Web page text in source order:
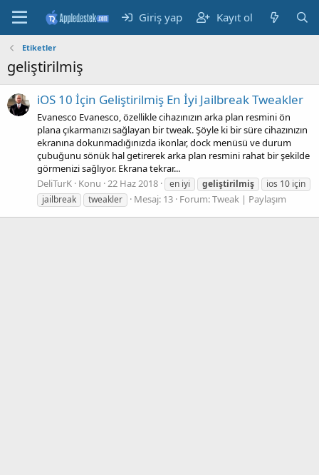
Giriş yap Kayıt ol
Etiketler
geliştirilmiş
iOS 10 İçin Geliştirilmiş En İyi Jailbreak Tweakler
Evanesco Evanesco, özellikle cihazınızın arka plan resmini ön
plana çıkarmanızı sağlayan bir tweak. Şöyle ki bir süre cihazınızın
ekranına dokunmadığınızda ikonlar, dock menüsü ve durum
çubuğunu sönük hal getirerek arka plan resmini rahat bir şekilde
görmenizi sağlıyor. Ekrana tekrar...
DeliTurK Konu 22 Haz 2018 en iyi geliştirilmiş
ios 10 için
jailbreak
tweakler Mesaj: 13 Forum:Tweak | Paylaşım